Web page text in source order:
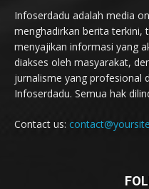
Infoserdadu adalah media
menghadirkan berita terkini,
menyajikan informasi yang
diakses oleh masyarakat,
jurnalisme yang profesional
Infoserdadu. Semua hak
Contact us: